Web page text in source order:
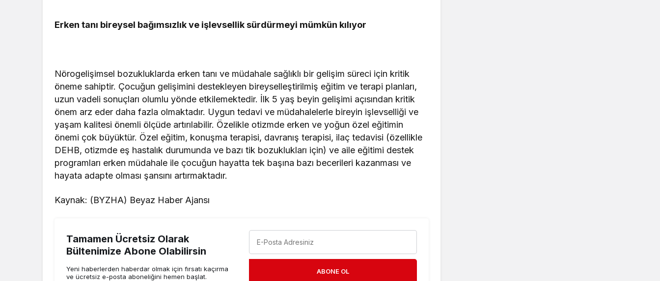
Erken tanı bireysel bağımsızlık ve işlevsellik sürdürmeyi mümkün kılıyor
Nörogelişimsel bozukluklarda erken tanı ve müdahale sağlıklı bir gelişim süreci için kritik
öneme sahiptir. Çocuğun gelişimini destekleyen bireyselleştirilmiş eğitim ve terapi planları,
uzun vadeli sonuçları olumlu yönde etkilemektedir. İlk 5 yaş beyin gelişimi açısından kritik
önem arz eder daha fazla olmaktadır. Uygun tedavi ve müdahalelerle bireyin işlevselliği ve
yaşam kalitesi önemli ölçüde artırılabilir. Özelikle otizmde erken ve yoğun özel eğitimin
önemi çok büyüktür. Özel eğitim, konuşma terapisi, davranış terapisi, ilaç tedavisi (özellikle
DEHB, otizmde eş hastalık durumunda ve bazı tik bozuklukları için) ve aile eğitimi destek
programları erken müdahale ile çocuğun hayatta tek başına bazı becerileri kazanması ve
hayata adapte olması şansını artırmaktadır.
Kaynak: (BYZHA) Beyaz Haber Ajansı
Tamamen Ücretsiz Olarak
Bültenimize Abone Olabilirsin
Yeni haberlerden haberdar olmak için fırsatı kaçırma
ve ücretsiz e-posta aboneliğini hemen başlat.
ABONE OL